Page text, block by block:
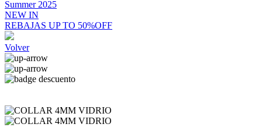
Summer 2025
NEW IN
REBAJAS UP TO 50%OFF
Volver